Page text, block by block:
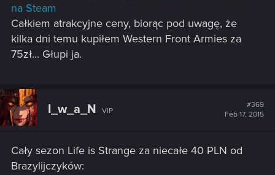
na Steam
Całkiem atrakcyjne ceny, biorąc pod uwagę, że
kilka dni temu kupiłem Western Front Armies za
75zł... Głupi ja.
I_w_a_N VIP
#369
Feb 17, 2015
Cały sezon Life is Strange za niecałe 40 PLN od
Brazylijczyków: